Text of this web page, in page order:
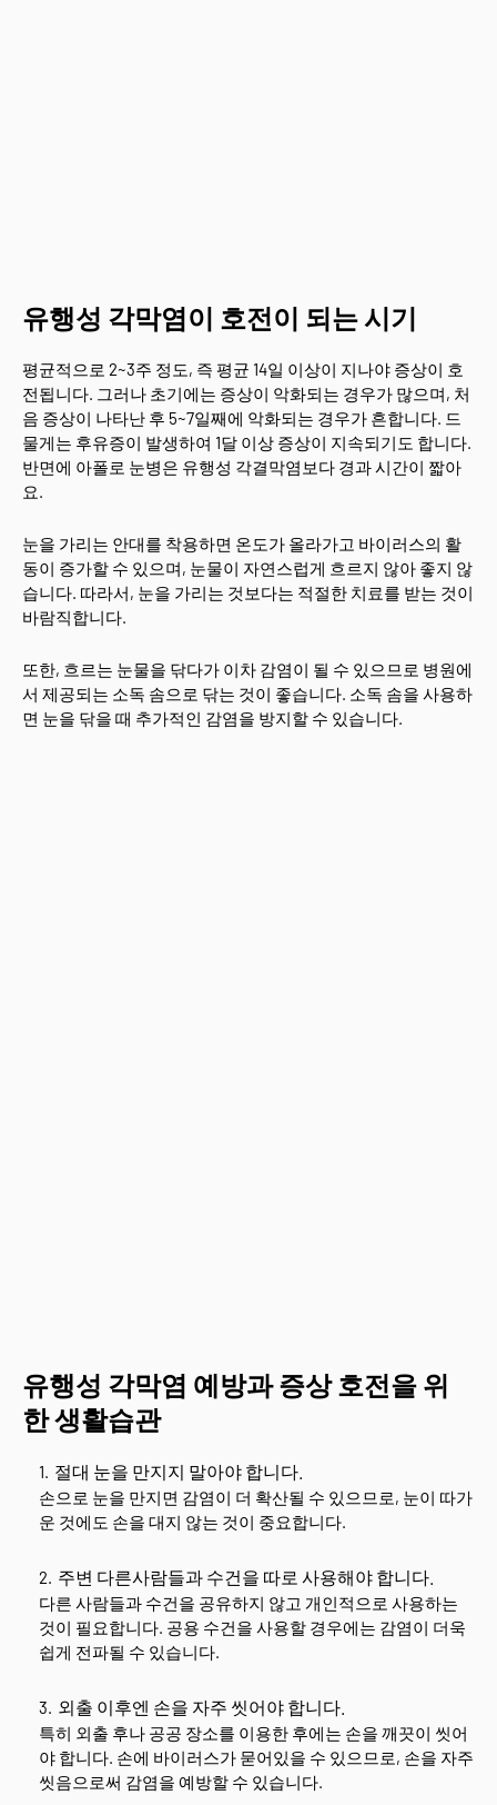
유행성 각막염이 호전이 되는 시기
평균적으로 2~3주 정도, 즉 평균 14일 이상이 지나야 증상이 호
전됩니다. 그러나 초기에는 증상이 악화되는 경우가 많으며, 처
음 증상이 나타난 후 5~7일째에 악화되는 경우가 흔합니다. 드
물게는 후유증이 발생하여 1달 이상 증상이 지속되기도 합니다.
반면에 아폴로 눈병은 유행성 각결막염보다 경과 시간이 짧아
요.
눈을 가리는 안대를 착용하면 온도가 올라가고 바이러스의 활
동이 증가할 수 있으며, 눈물이 자연스럽게 흐르지 않아 좋지 않
습니다. 따라서, 눈을 가리는 것보다는 적절한 치료를 받는 것이
바람직합니다.
또한, 흐르는 눈물을 닦다가 이차 감염이 될 수 있으므로 병원에
서 제공되는 소독 솜으로 닦는 것이 좋습니다. 소독 솜을 사용하
면 눈을 닦을 때 추가적인 감염을 방지할 수 있습니다.
유행성 각막염 예방과 증상 호전을 위
한 생활습관
절대 눈을 만지지 말아야 합니다.
손으로 눈을 만지면 감염이 더 확산될 수 있으므로, 눈이 따가
운 것에도 손을 대지 않는 것이 중요합니다.
주변 다른사람들과 수건을 따로 사용해야 합니다.
다른 사람들과 수건을 공유하지 않고 개인적으로 사용하는
것이 필요합니다. 공용 수건을 사용할 경우에는 감염이 더욱
쉽게 전파될 수 있습니다.
외출 이후엔 손을 자주 씻어야 합니다.
특히 외출 후나 공공 장소를 이용한 후에는 손을 깨끗이 씻어
야 합니다. 손에 바이러스가 묻어있을 수 있으므로, 손을 자주
씻음으로써 감염을 예방할 수 있습니다.